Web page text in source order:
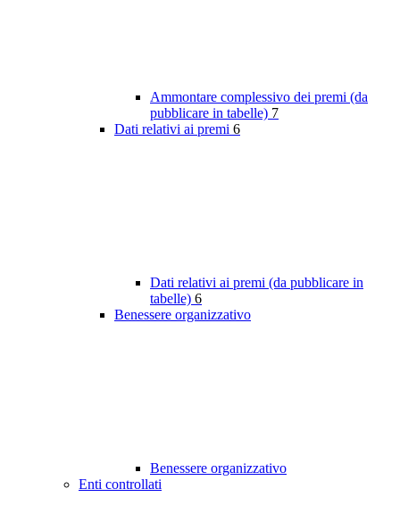
Ammontare complessivo dei premi (da
pubblicare in tabelle) 7
Dati relativi ai premi 6
Dati relativi ai premi (da pubblicare in
tabelle) 6
Benessere organizzativo
Benessere organizzativo
Enti controllati